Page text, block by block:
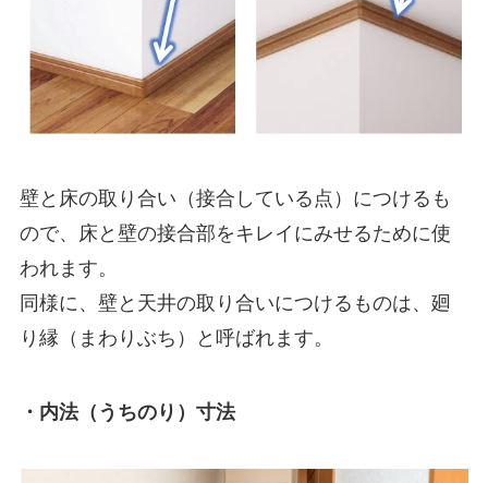
壁と床の取り合い（接合している点）につけるも
ので、床と壁の接合部をキレイにみせるために使
われます。
同様に、壁と天井の取り合いにつけるものは、廻
り縁（まわりぶち）と呼ばれます。
・内法（うちのり）寸法